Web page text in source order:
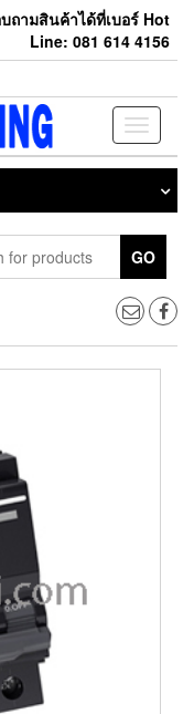
ถามสินค้าได้ที่เบอร์ Hot
Line: 081 614 4156
Toggle
GO